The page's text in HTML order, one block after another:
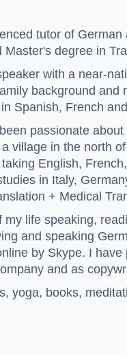
tutor of
Master's degree in
with a near-
background and
Spanish, French
passionate
village in the north
English,
in Italy,
+ Medical
my life speaking,
and speaking
by Skype. I
and as
yoga, books,